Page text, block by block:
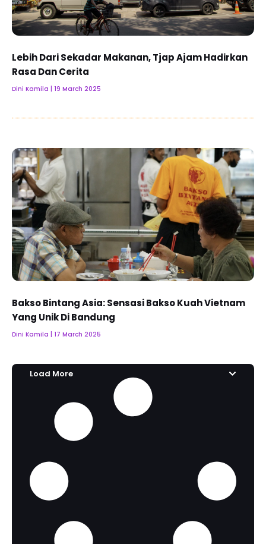
Lebih Dari Sekadar Makanan, Tjap Ajam Hadirkan
Rasa Dan Cerita
Dini Kamila 19 March 2025
Bakso Bintang Asia: Sensasi Bakso Kuah Vietnam
Yang Unik Di Bandung
Dini Kamila 17 March 2025
Load More